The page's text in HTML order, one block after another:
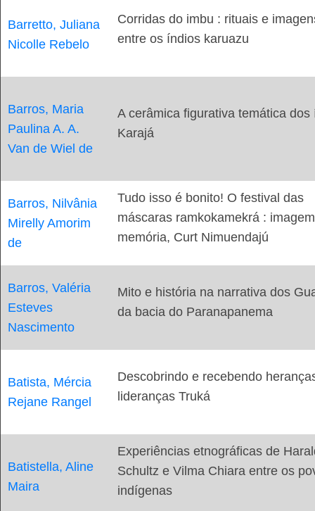
Barretto, Juliana
Nicolle Rebelo
Corridas do imbu : rituais e
entre os índios karuazu
Barros, Maria
Paulina A. A.
Van de Wiel de
A cerâmica figurativa temática dos
Karajá
Barros, Nilvânia
Mirelly Amorim
de
Tudo isso é bonito! O festival das
máscaras ramkokamekrá :
memória, Curt Nimuendajú
Barros, Valéria
Esteves
Nascimento
Mito e história na narrativa dos
da bacia do Paranapanema
Batista, Mércia
Rejane Rangel
Descobrindo e recebendo
lideranças Truká
Batistella, Aline
Maira
Experiências etnográficas de
Schultz e Vilma Chiara entre os
indígenas